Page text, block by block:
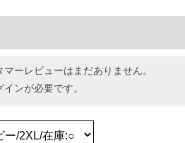
ーレビューはまだありません。
インが必要です。